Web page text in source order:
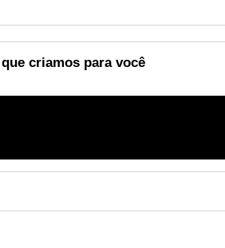
criamos para você